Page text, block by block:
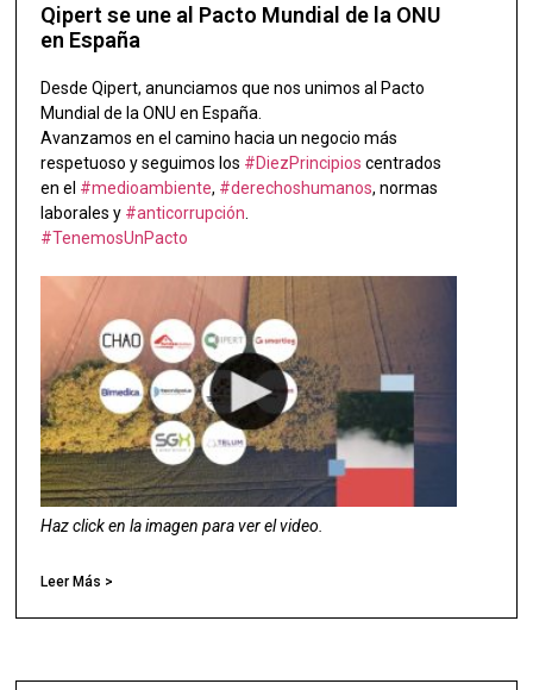
Qipert se une al Pacto Mundial de la ONU
en España
Desde Qipert, anunciamos que nos unimos al Pacto
Mundial de la ONU en España.
Avanzamos en el camino hacia un negocio más
respetuoso y seguimos los #DiezPrincipios centrados
en el #medioambiente, #derechoshumanos, normas
laborales y #anticorrupción
#TenemosUnPacto
Haz click en la imagen para ver el video.
Leer Más >